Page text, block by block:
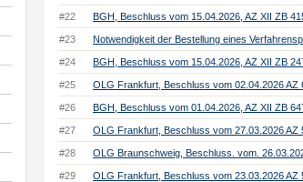
#22 BGH, Beschluss vom 15.04.2026, AZ XII ZB
#23 Notwendigkeit der Bestellung eines
#24 BGH, Beschluss vom 15.04.2026, AZ XII ZB
#25 OLG Frankfurt, Beschluss vom 02.04.2026 AZ
#26 BGH, Beschluss vom 01.04.2026, AZ XII ZB
#27 OLG Frankfurt, Beschluss vom 27.03.2026 AZ
#28 OLG Braunschweig, Beschluss. vom.
#29 OLG Frankfurt, Beschluss vom 23.03.2026 AZ